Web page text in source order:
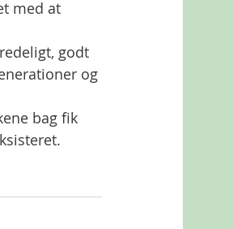
med at
godt
og
bag fik